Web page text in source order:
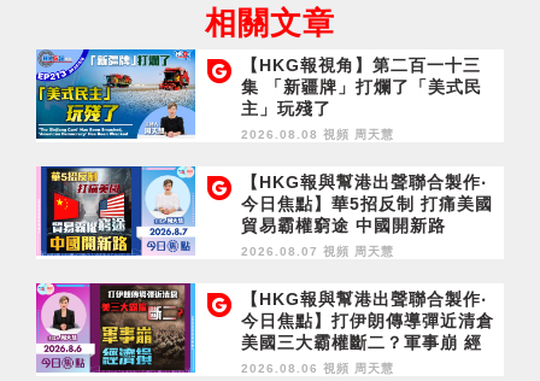
相關文章
【HKG報視角】第二百一十三
集 「新疆牌」打爛了「美式民
主」玩殘了
2026.08.08 視頻 周天慧
【HKG報與幫港出聲聯合製作‧
今日焦點】華5招反制 打痛美國
貿易霸權窮途 中國開新路
2026.08.07 視頻 周天慧
【HKG報與幫港出聲聯合製作‧
今日焦點】打伊朗傳導彈近清倉
美國三大霸權斷二？軍事崩 經
濟損
2026.08.06 視頻 周天慧